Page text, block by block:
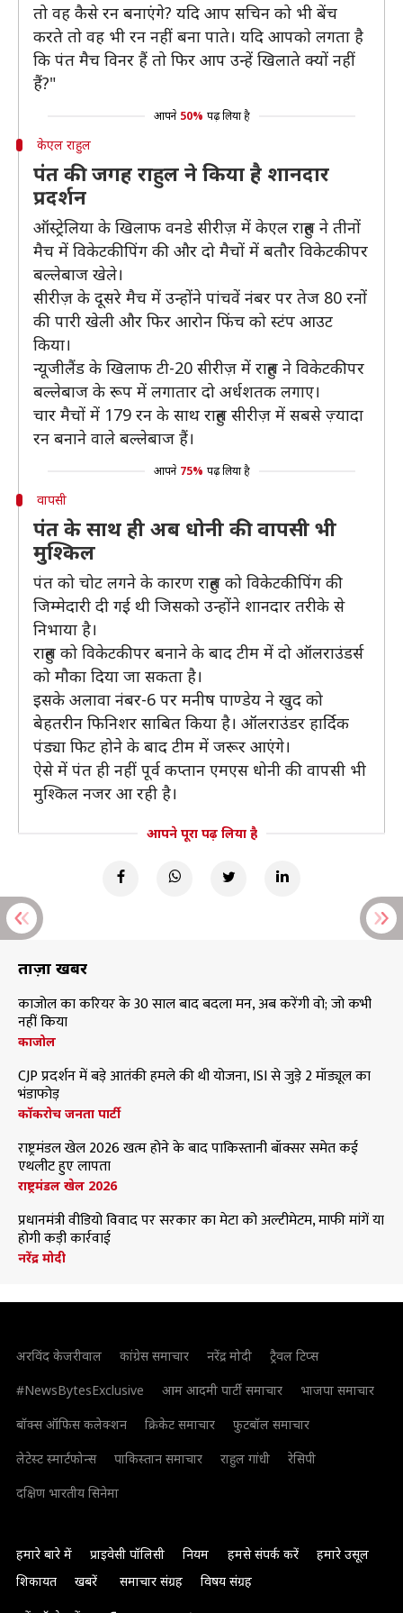
तो वह कैसे रन बनाएंगे? यदि आप सचिन को भी बेंच
करते तो वह भी रन नहीं बना पाते। यदि आपको लगता है
कि पंत मैच विनर हैं तो फिर आप उन्हें खिलाते क्यों नहीं
हैं?"
आपने 50% पढ़ लिया है
केएल राहुल
पंत की जगह राहुल ने किया है शानदार
प्रदर्शन
ऑस्ट्रेलिया के खिलाफ वनडे सीरीज़ में केएल राहुल ने तीनों
मैच में विकेटकीपिंग की और दो मैचों में बतौर विकेटकीपर
बल्लेबाज खेले।
सीरीज़ के दूसरे मैच में उन्होंने पांचवें नंबर पर तेज 80 रनों
की पारी खेली और फिर आरोन फिंच को स्टंप आउट
किया।
न्यूजीलैंड के खिलाफ टी-20 सीरीज़ में राहुल ने विकेटकीपर
बल्लेबाज के रूप में लगातार दो अर्धशतक लगाए।
चार मैचों में 179 रन के साथ राहुल सीरीज़ में सबसे ज़्यादा
रन बनाने वाले बल्लेबाज हैं।
आपने 75% पढ़ लिया है
वापसी
पंत के साथ ही अब धोनी की वापसी भी
मुश्किल
पंत को चोट लगने के कारण राहुल को विकेटकीपिंग की
जिम्मेदारी दी गई थी जिसको उन्होंने शानदार तरीके से
निभाया है।
राहुल को विकेटकीपर बनाने के बाद टीम में दो ऑलराउंडर्स
को मौका दिया जा सकता है।
इसके अलावा नंबर-6 पर मनीष पाण्डेय ने खुद को
बेहतरीन फिनिशर साबित किया है। ऑलराउंडर हार्दिक
पंड्या फिट होने के बाद टीम में जरूर आएंगे।
ऐसे में पंत ही नहीं पूर्व कप्तान एमएस धोनी की वापसी भी
मुश्किल नजर आ रही है।
आपने पूरा पढ़ लिया है
ताज़ा खबरें
काजोल का करियर के 30 साल बाद बदला मन, अब करेंगी वो; जो कभी
नहीं किया
काजोल
CJP प्रदर्शन में बड़े आतंकी हमले की थी योजना, ISI से जुड़े 2 मॉड्यूल का
भंडाफोड़
कॉकरोच जनता पार्टी
राष्ट्रमंडल खेल 2026 खत्म होने के बाद पाकिस्तानी बॉक्सर समेत कई
एथलीट हुए लापता
राष्ट्रमंडल खेल 2026
प्रधानमंत्री वीडियो विवाद पर सरकार का मेटा को अल्टीमेटम, माफी मांगें या
होगी कड़ी कार्रवाई
नरेंद्र मोदी
अरविंद केजरीवाल कांग्रेस समाचार नरेंद्र मोदी
ट्रैवल टिप्स
#NewsBytesExclusive
आम आदमी पार्टी समाचार
भाजपा समाचार
बॉक्स ऑफिस कलेक्शन
क्रिकेट समाचार
फुटबॉल समाचार
लेटेस्ट स्मार्टफोन्स
पाकिस्तान समाचार राहुल गांधी
रेसिपी
दक्षिण भारतीय सिनेमा
हमारे बारे में प्राइवेसी पॉलिसी नियम हमसे संपर्क करें
हमारे उसूल
शिकायत
खबरें समाचार संग्रह विषय संग्रह